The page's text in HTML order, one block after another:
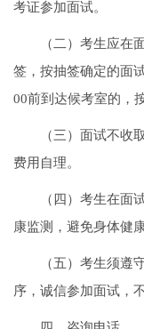
考证参加面试。
（二）考生应在
签，按抽签确定的面
00前到达候考室的，
（三）面试不收
费用自理。
（四）考生在面
康监测，避免身体健
（五）考生须遵
序，诚信参加面试，